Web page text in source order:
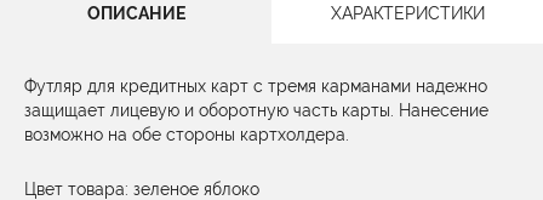
ОПИСАНИЕ ХАРАКТЕРИСТИКИ
Футляр для кредитных карт с тремя карманами надежно
защищает лицевую и оборотную часть карты. Нанесение
возможно на обе стороны картхолдера.
Цвет товара: зеленое яблоко